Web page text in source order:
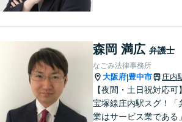
いリーガルサービスを
ます。
森岡 満広 弁護士
なごみ法律事務所
大阪府|豊中市 庄内
【夜間・土日祝対応可
宝塚線庄内駅スグ！「
業はサービス業である